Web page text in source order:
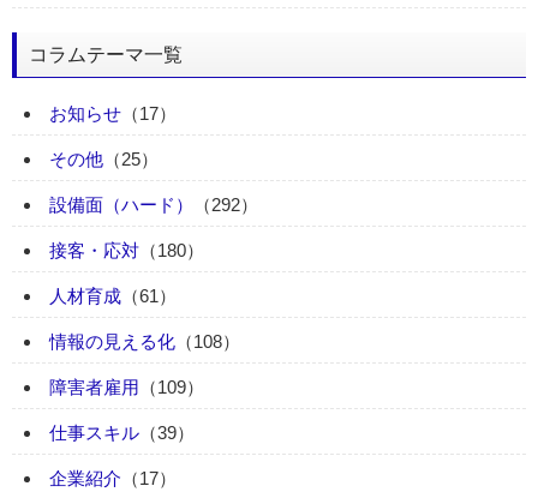
コラムテーマ一覧
お知らせ （17）
その他 （25）
設備面（ハード） （292）
接客・応対 （180）
人材育成 （61）
情報の見える化 （108）
障害者雇用 （109）
仕事スキル （39）
企業紹介 （17）